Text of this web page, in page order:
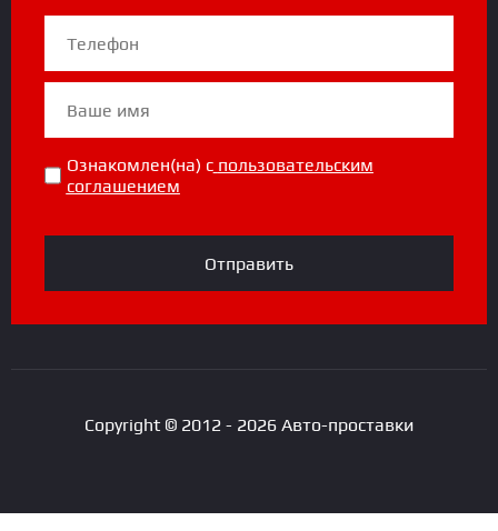
Ознакомлен(на) с пользовательским
соглашением
Отправить
Copyright © 2012 - 2026 Авто-проставки